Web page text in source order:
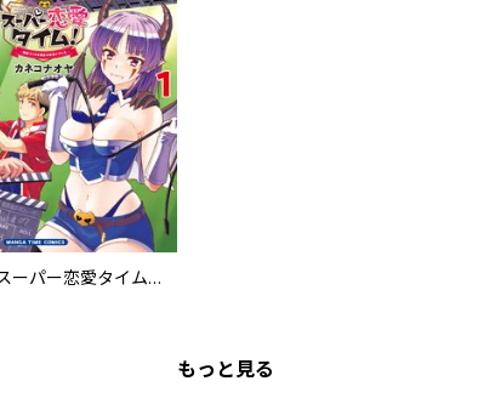
スーパー恋愛タイム！～現場でドＳな彼女は自宅でデレる～
もっと見る